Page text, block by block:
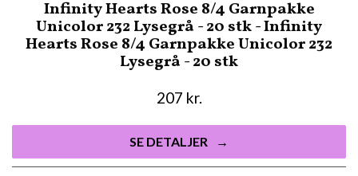
Infinity Hearts Rose 8/4 Garnpakke
Unicolor 232 Lysegrå - 20 stk - Infinity
Hearts Rose 8/4 Garnpakke Unicolor 232
Lysegrå - 20 stk
207 kr.
SE DETALJER